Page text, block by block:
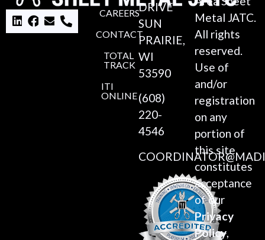
CAREERS
CONTACT
TOTAL
TRACK
ITI
ONLINE
DRIVE
SUN
PRAIRIE,
WI
53590
(608)
220-
4546
Metal JATC.
All rights
reserved.
Use of
and/or
registration
on any
portion of
this site
constitutes
acceptance
of our
Privacy
Policy,